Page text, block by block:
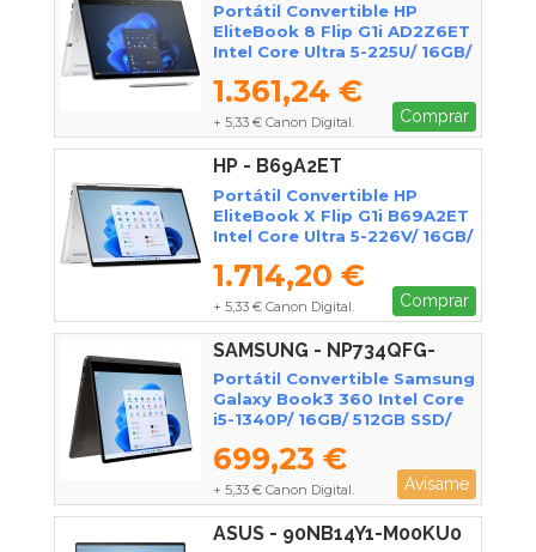
Portátil Convertible HP
EliteBook 8 Flip G1i AD2Z6ET
Intel Core Ultra 5-225U/ 16GB/
Pro
1.361,24 €
+ 5,33 € Canon Digital. Comprar
HP - B69A2ET
Portátil Convertible HP
EliteBook X Flip G1i B69A2ET
Intel Core Ultra 5-226V/ 16GB/
Pro
1.714,20 €
+ 5,33 € Canon Digital. Comprar
SAMSUNG - NP734QFG-
KA1ES
Portátil Convertible Samsung
Galaxy Book3 360 Intel Core
i5-1340P/ 16GB/ 512GB SSD/
699,23 €
+ 5,33 € Canon Digital. Avísame
ASUS - 90NB14Y1-M00KU0